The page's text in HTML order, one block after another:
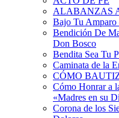
ALABANZAS
Bajo Tu Amparo
Bendición De
Don Bosco
Bendita Sea Tu
Caminata de la
CÓMO
Cómo Honrar a
«Madres en su
Corona de los